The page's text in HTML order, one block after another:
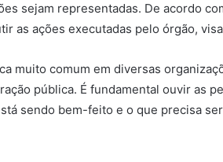
sejam representadas. De acordo
as ações executadas pelo órgão,
muito comum em diversas
pública. É fundamental ouvir as
sendo bem-feito e o que precisa